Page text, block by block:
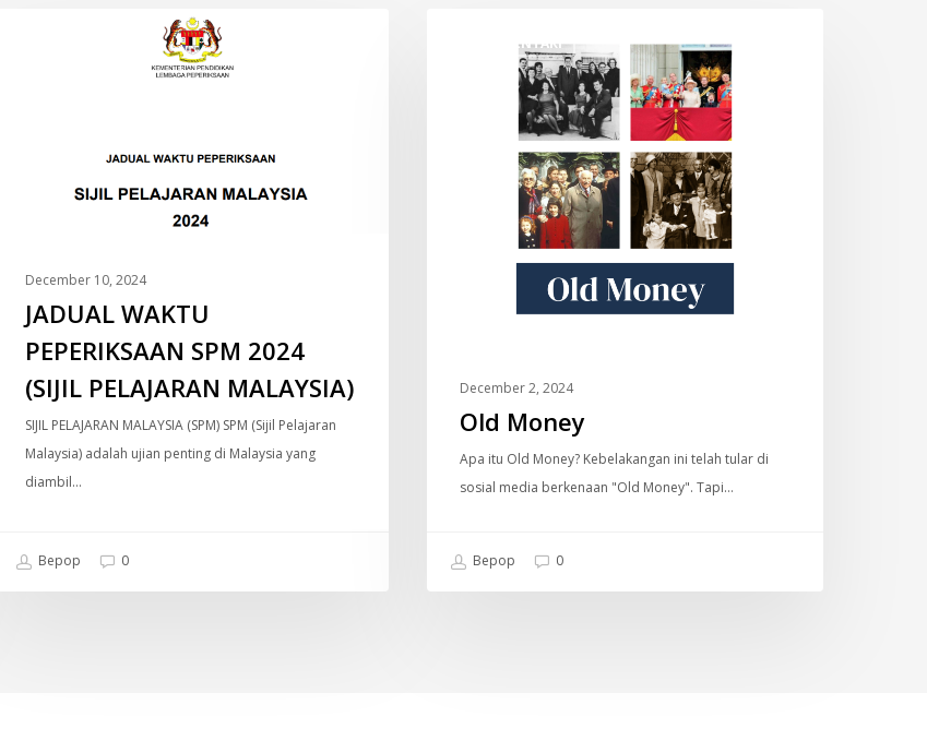
PELAJARAN
December 10, 2024
JADUAL WAKTU
PEPERIKSAAN SPM 2024
(SIJIL PELAJARAN MALAYSIA)
SIJIL PELAJARAN MALAYSIA (SPM) SPM (Sijil Pelajaran
Malaysia) adalah ujian penting di Malaysia yang
diambil…
Bepop 0
DOKUMENTARI
December 2, 2024
Old Money
Apa itu Old Money? Kebelakangan ini telah tular di
sosial media berkenaan "Old Money". Tapi…
Bepop 0